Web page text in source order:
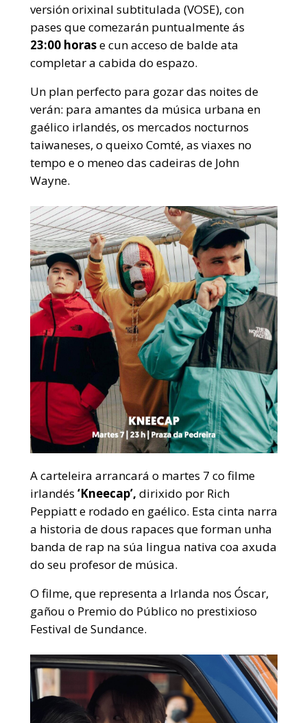
versión orixinal subtitulada (VOSE), con
pases que comezarán puntualmente ás
23:00 horase cun acceso de balde ata
completar a cabida do espazo.
Un plan perfecto para gozar das noites de
verán: para amantes da música urbana en
gaélico irlandés, os mercados nocturnos
taiwaneses, o queixo Comté, as viaxes no
tempo e o meneo das cadeiras de John
Wayne.
A carteleira arrancará o martes 7 co filme
irlandés ‘Kneecap’, dirixido por Rich
Peppiatt e rodado en gaélico. Esta cinta narra
a historia de dous rapaces que forman unha
banda de rap na súa lingua nativa coa axuda
do seu profesor de música.
O filme, que representa a Irlanda nos Óscar,
gañou o Premio do Público no prestixioso
Festival de Sundance.